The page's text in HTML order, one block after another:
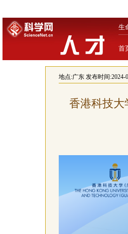
生
首
地点:广东发布时间:2024-
香港科技大